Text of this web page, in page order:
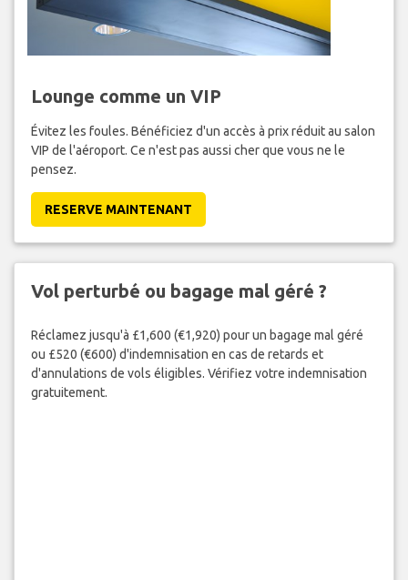
Lounge comme un VIP
Évitez les foules. Bénéficiez d'un accès à prix réduit au salon
VIP de l'aéroport. Ce n'est pas aussi cher que vous ne le
pensez.
RESERVE MAINTENANT
Vol perturbé ou bagage mal géré ?
Réclamez jusqu'à £1,600 (€1,920) pour un bagage mal géré
ou £520 (€600) d'indemnisation en cas de retards et
d'annulations de vols éligibles. Vérifiez votre indemnisation
gratuitement.